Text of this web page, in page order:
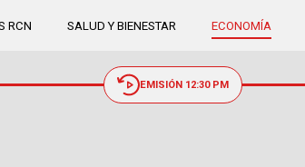
RCN SALUD Y BIENESTAR ECONOMÍA
EMISIÓN 12:30 PM